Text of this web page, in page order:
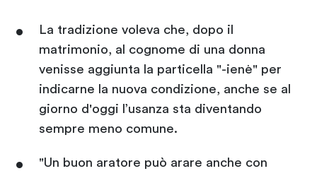
La tradizione voleva che, dopo il
matrimonio, al cognome di una donna
venisse aggiunta la particella "-ienė" per
indicarne la nuova condizione, anche se al
giorno d'oggi l’usanza sta diventando
sempre meno comune.
"Un buon aratore può arare anche con